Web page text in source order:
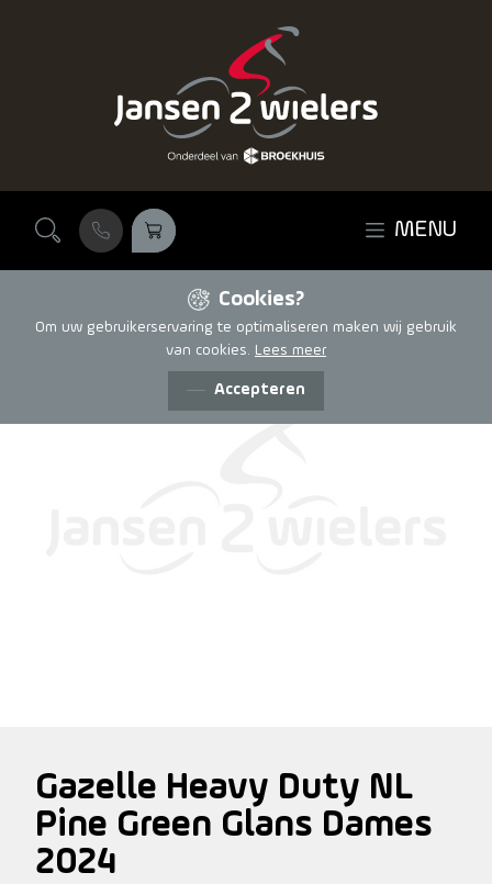
MENU
Cookies?
Om uw gebruikerservaring te optimaliseren maken wij gebruik
van cookies. Lees meer
Accepteren
Gazelle Heavy Duty NL
Pine Green Glans Dames
2024